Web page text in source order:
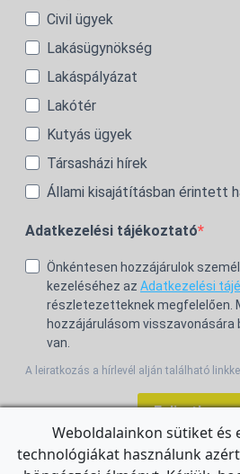
Civil ügyek
Lakásügynökség
Lakáspályázat
Lakótér
Kutyás ügyek
Társasházi hírek
Állami kisajátításban érintett
Adatkezelési tájékoztató
Önkéntesen hozzájárulok
kezeléséhez az Adatkezelési
részletezetteknek megfelelően.
hozzájárulásom visszavonására
van.
A leiratkozás a hírlevél alján található
Weboldalainkon sütiket és
technológiákat használunk